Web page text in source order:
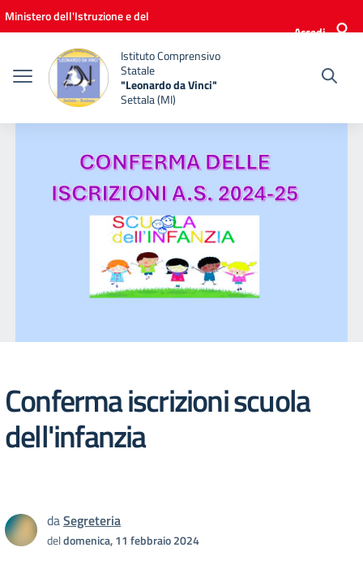
Vai ai contenuti
Vai al menu di navigazione
Vai al footer
Ministero dell'Istruzione e del
Accedi
Istituto Comprensivo
Statale
"Leonardo da Vinci"
Settala (MI)
Conferma iscrizioni scuola
dell'infanzia
daSegreteria
deldomenica, 11 febbraio 2024